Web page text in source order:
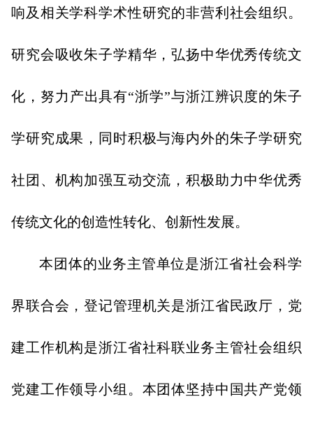
响及相关学科学术性研究的非营利社会组织。
研究会吸收朱子学精华，弘扬中华优秀传统文
化，努力产出具有“浙学”与浙江辨识度的朱子
学研究成果，同时积极与海内外的朱子学研究
社团、机构加强互动交流，积极助力中华优秀
传统文化的创造性转化、创新性发展。
本团体的业务主管单位是浙江省社会科学
界联合会，登记管理机关是浙江省民政厅，党
建工作机构是浙江省社科联业务主管社会组织
党建工作领导小组。本团体坚持中国共产党领